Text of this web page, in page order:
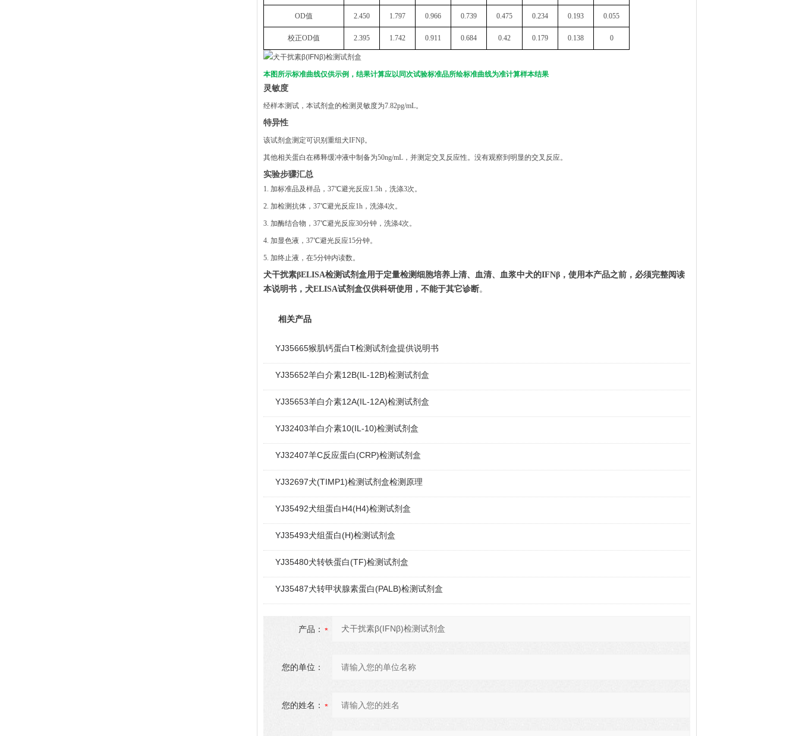
OD值 2.450 1.797 0.966 0.739 0.475 0.234 0.193 0.055
校正OD值 2.395 1.742 0.911 0.684 0.42 0.179 0.138 0
本图所示标准曲线仅供示例，结果计算应以同次试验标准品所绘标准曲线为准计算样本结果
灵敏度
经样本测试，本试剂盒的检测灵敏度为7.82pg/mL。
特异性
该试剂盒测定可识别重组犬IFNβ。
其他相关蛋白在稀释缓冲液中制备为50ng/mL，并测定交叉反应性。没有观察到明显的交叉反应。
实验步骤汇总
1. 加标准品及样品，37℃避光反应1.5h，洗涤3次。
2. 加检测抗体， 37℃避光反应1h，洗涤4次。
3. 加酶结合物， 37℃避光反应30分钟，洗涤4次。
4. 加显色液，37℃避光反应15分钟。
5. 加终止液，在5分钟内读数。
犬干扰素βELISA检测试剂盒用于定量检测细胞培养上清、血清、血浆中犬的IFNβ ，使用本产品之前，必须完整阅读
本说明书 ， 犬ELISA试剂盒仅供科研使用，不能于其它诊断。
相关产品
YJ35665猴肌钙蛋白T检测试剂盒提供说明书
YJ35652羊白介素12B(IL-12B)检测试剂盒
YJ35653羊白介素12A(IL-12A)检测试剂盒
YJ32403羊白介素10(IL-10)检测试剂盒
YJ32407羊C反应蛋白(CRP)检测试剂盒
YJ32697犬(TIMP1)检测试剂盒检测原理
YJ35492犬组蛋白H4(H4)检测试剂盒
YJ35493犬组蛋白(H)检测试剂盒
YJ35480犬转铁蛋白(TF)检测试剂盒
YJ35487犬转甲状腺素蛋白(PALB)检测试剂盒
产品：
您的单位：
您的姓名：